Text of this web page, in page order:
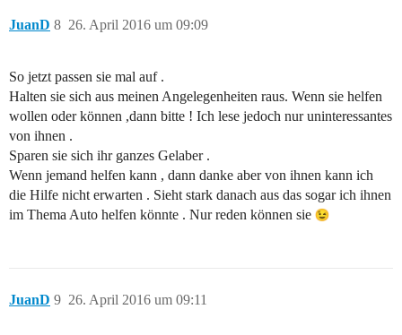
JuanD 26. April 2016 um 09:09
8
So jetzt passen sie mal auf .
Halten sie sich aus meinen Angelegenheiten raus. Wenn sie helfen
wollen oder können ,dann bitte ! Ich lese jedoch nur uninteressantes
von ihnen .
Sparen sie sich ihr ganzes Gelaber .
Wenn jemand helfen kann , dann danke aber von ihnen kann ich
die Hilfe nicht erwarten . Sieht stark danach aus das sogar ich ihnen
im Thema Auto helfen könnte . Nur reden können sie
JuanD 26. April 2016 um 09:11
9